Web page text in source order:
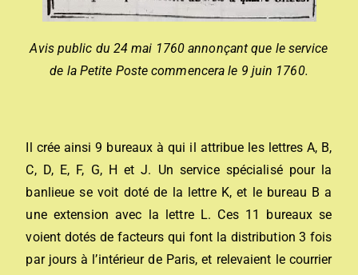
Avis public du 24 mai 1760 annonçant que le service
de la Petite Poste commencera le 9 juin 1760.
Il crée ainsi 9 bureaux à qui il attribue les lettres A, B,
C, D, E, F, G, H et J. Un service spécialisé pour la
banlieue se voit doté de la lettre K, et le bureau B a
une extension avec la lettre L. Ces 11 bureaux se
voient dotés de facteurs qui font la distribution 3 fois
par jours à l’intérieur de Paris, et relevaient le courrier